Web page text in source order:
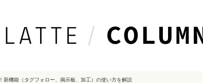
新機能（タグフォロー、掲示板、加工）の使い方を解説